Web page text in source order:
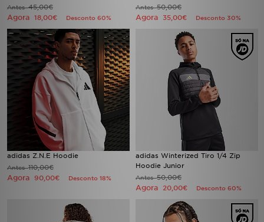
Antes45,00€
Agora 18,00€ Desconto 60%
Antes50,00€
Agora 35,00€ Desconto 30%
adidas Z.N.E Hoodie
Antes110,00€
Agora 90,00€ Desconto 18%
adidas Winterized Tiro 1/4 Zip
Hoodie Junior
Antes50,00€
Agora 20,00€ Desconto 60%